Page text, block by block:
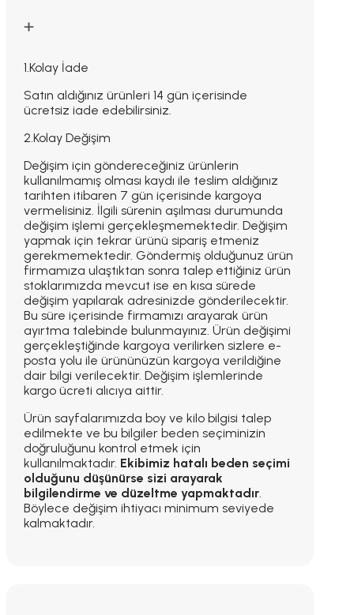
1.Kolay İade
Satın aldığınız ürünleri 14 gün içerisinde
ücretsiz iade edebilirsiniz.
2.Kolay Değişim
Değişim için göndereceğiniz ürünlerin
kullanılmamış olması kaydı ile teslim aldığınız
tarihten itibaren 7 gün içerisinde kargoya
vermelisiniz. İlgili sürenin aşılması durumunda
değişim işlemi gerçekleşmemektedir. Değişim
yapmak için tekrar ürünü sipariş etmeniz
gerekmemektedir. Göndermiş olduğunuz ürün
firmamıza ulaştıktan sonra talep ettiğiniz ürün
stoklarımızda mevcut ise en kısa sürede
değişim yapılarak adresinizde gönderilecektir.
Bu süre içerisinde firmamızı arayarak ürün
ayırtma talebinde bulunmayınız. Ürün değişimi
gerçekleştiğinde kargoya verilirken sizlere e-
posta yolu ile ürününüzün kargoya verildiğine
dair bilgi verilecektir. Değişim işlemlerinde
kargo ücreti alıcıya aittir.
Ürün sayfalarımızda boy ve kilo bilgisi talep
edilmekte ve bu bilgiler beden seçiminizin
doğruluğunu kontrol etmek için
kullanılmaktadır. Ekibimiz hatalı beden seçimi
olduğunu düşünürse sizi arayarak
bilgilendirme ve düzeltme yapmaktadır.
Böylece değişim ihtiyacı minimum seviyede
kalmaktadır.